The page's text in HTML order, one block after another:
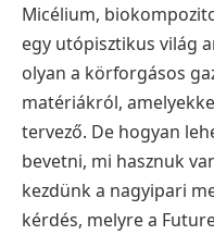
Micélium,
egy utópisztikus világ
olyan a körforgásos
matériákról,
tervező. De hogyan
bevetni, mi hasznuk
kezdünk a nagyipari
kérdés, melyre a